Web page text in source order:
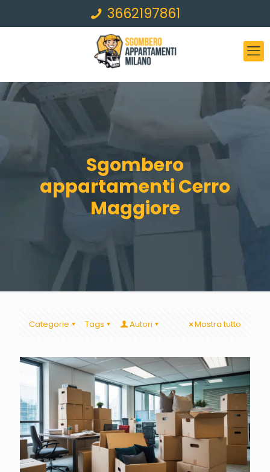
3662197861
Sgombero
appartamenti Cerro
Maggiore
Categorie Tags Autori Mostra tutto